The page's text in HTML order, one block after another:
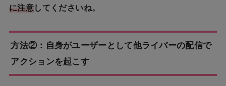
に注意してくださいね。
方法②：自身がユーザーとして他ライバーの配信で
アクションを起こす